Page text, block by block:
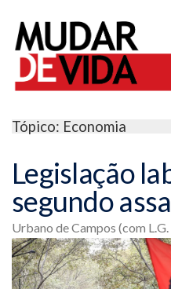
Tópico: Economia
Legislação
segundo
Urbano de Campos (com